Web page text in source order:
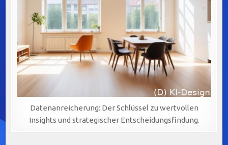
Datenanreicherung: Der Schlüssel zu wertvollen
Insights und strategischer Entscheidungsfindung.